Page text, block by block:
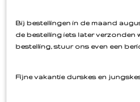
Bij bestellingen in de maand
de bestelling iets later verzonden
bestelling, stuur ons even een
Fijne vakantie durskes en